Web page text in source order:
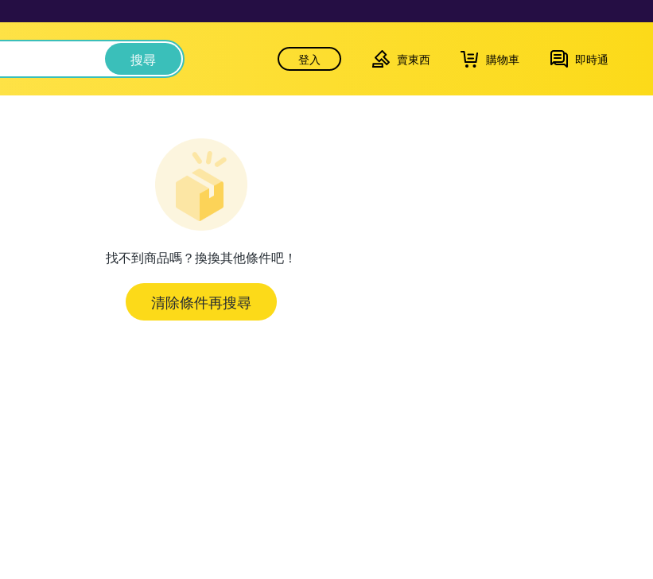
搜尋 登入 賣東西 購物車 即時通
找不到商品嗎？換換其他條件吧！
清除條件再搜尋